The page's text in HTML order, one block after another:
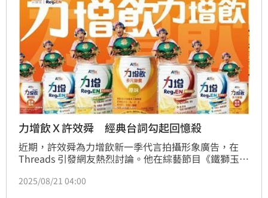
力增飲Ｘ許效舜 經典台詞勾起回憶殺
近期，許效舜為力增飲新一季代言拍攝形象廣告，在
Threads 引發網友熱烈討論。他在綜藝節目《鐵獅玉玲
機，留言區也掀起一股懷舊風潮。不少網友紛紛分享心
2025/08/21 04:00